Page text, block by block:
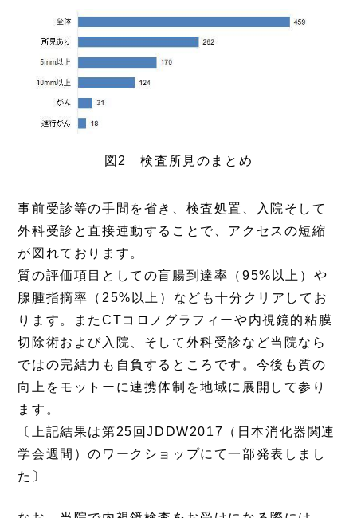
図2 検査所見のまとめ
事前受診等の手間を省き、検査処置、入院そして
外科受診と直接連動することで、アクセスの短縮
が図れております。
質の評価項目としての盲腸到達率（95%以上）や
腺腫指摘率（25%以上）なども十分クリアしてお
ります。またCTコロノグラフィーや内視鏡的粘膜
切除術および入院、そして外科受診など当院なら
ではの完結力も自負するところです。今後も質の
向上をモットーに連携体制を地域に展開して参り
ます。
〔上記結果は第25回JDDW2017（日本消化器関連
学会週間）のワークショップにて一部発表しまし
た〕